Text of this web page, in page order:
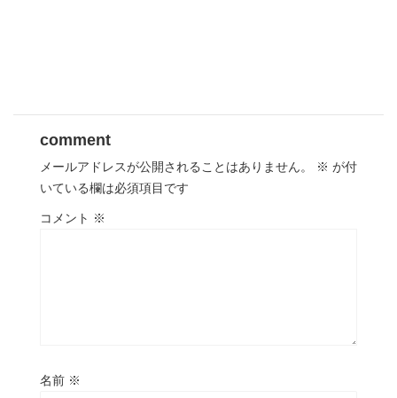
comment
メールアドレスが公開されることはありません。 ※ が付
いている欄は必須項目です
コメント ※
名前 ※